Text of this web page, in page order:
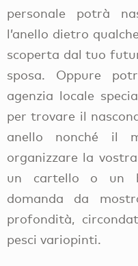
personale potrà
l’anello dietro
scoperta dal tuo
sposa. Oppure
agenzia locale
per trovare il
anello nonché il
organizzare la
un cartello o un
domanda da
profondità,
pesci variopinti.